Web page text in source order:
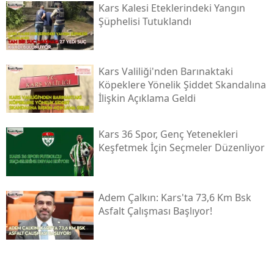
Kars Kalesi Eteklerindeki Yangın
Şüphelisi Tutuklandı
Kars Valiliği'nden Barınaktaki
Köpeklere Yönelik Şiddet Skandalına
İlişkin Açıklama Geldi
Kars 36 Spor, Genç Yetenekleri
Keşfetmek İçin Seçmeler Düzenliyor
Adem Çalkın: Kars'ta 73,6 Km Bsk
Asfalt Çalışması Başlıyor!